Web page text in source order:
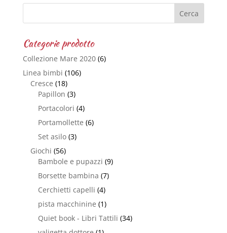
Categorie prodotto
Collezione Mare 2020 (6)
Linea bimbi (106)
Cresce (18)
Papillon (3)
Portacolori (4)
Portamollette (6)
Set asilo (3)
Giochi (56)
Bambole e pupazzi (9)
Borsette bambina (7)
Cerchietti capelli (4)
pista macchinine (1)
Quiet book - Libri Tattili (34)